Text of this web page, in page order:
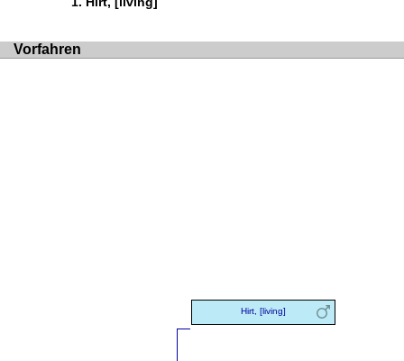
Vorfahren
Hirt, [living]